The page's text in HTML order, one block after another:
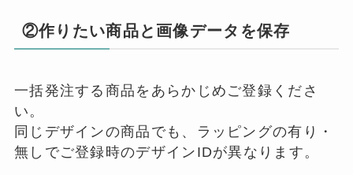
②作りたい商品と画像データを保存
一括発注する商品をあらかじめご登録くださ
い。
同じデザインの商品でも、ラッピングの有り・
無しでご登録時のデザインIDが異なります。